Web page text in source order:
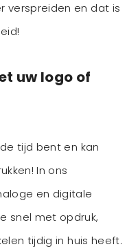
verspreiden en dat is
uw logo of
tijd bent en kan
In ons
en digitale
snel met opdruk,
tijdig in huis heeft.